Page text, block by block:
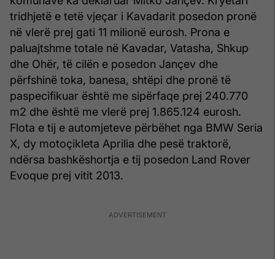
tridhjetë e tetë vjeçar i Kavadarit posedon pronë
në vlerë prej gati 11 milionë eurosh. Prona e
paluajtshme totale në Kavadar, Vatasha, Shkup
dhe Ohër, të cilën e posedon Jançev dhe
përfshinë toka, banesa, shtëpi dhe pronë të
paspecifikuar është me sipërfaqe prej 240.770
m2 dhe është me vlerë prej 1.865.124 eurosh.
Flota e tij e automjeteve përbëhet nga BMW Seria
X, dy motoçikleta Aprilia dhe pesë traktorë,
ndërsa bashkëshortja e tij posedon Land Rover
Evoque prej vitit 2013.